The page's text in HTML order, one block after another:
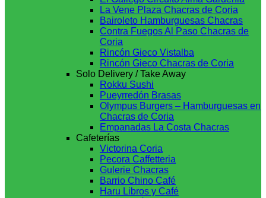
La Vene Plaza Chacras de Coria
Bairoleto Hamburguesas Chacras
Contra Fuegos Al Paso Chacras de
Coria
Rincón Gieco Vistalba
Rincón Gieco Chacras de Coria
Solo Delivery / Take Away
Rokku Sushi
Pueyrredón Brasas
Olympus Burgers – Hamburguesas en
Chacras de Coria
Empanadas La Costa Chacras
Cafeterías
Victorina Coria
Pecora Caffetteria
Gulerie Chacras
Barrio Chino Café
Haru Libros y Café